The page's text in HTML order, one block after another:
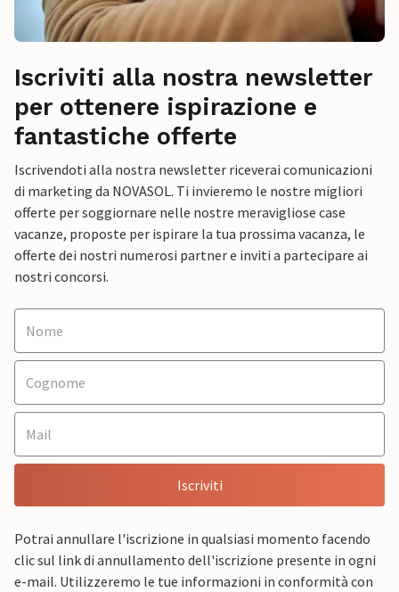
Iscriviti alla nostra newsletter
per ottenere ispirazione e
fantastiche offerte
Iscrivendoti alla nostra newsletter riceverai comunicazioni
di marketing da NOVASOL. Ti invieremo le nostre migliori
offerte per soggiornare nelle nostre meravigliose case
vacanze, proposte per ispirare la tua prossima vacanza, le
offerte dei nostri numerosi partner e inviti a partecipare ai
nostri concorsi.
Iscriviti
Potrai annullare l'iscrizione in qualsiasi momento facendo
clic sul link di annullamento dell'iscrizione presente in ogni
e-mail. Utilizzeremo le tue informazioni in conformità con